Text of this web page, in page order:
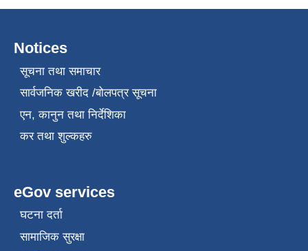
Notices
सूचना तथा समाचार
सार्वजनिक खरीद /बोलपत्र सूचना
एन, कानुन तथा निर्देशिका
कर तथा शुल्कहरु
eGov services
घटना दर्ता
सामाजिक सुरक्षा